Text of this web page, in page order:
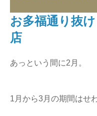
お多福通り抜
店
あっという間に2月。
1月から3月の期間はせ